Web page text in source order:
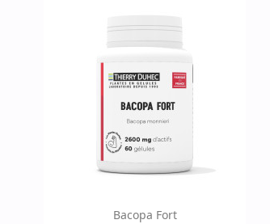
Aperçu rapide
Bacopa Fort